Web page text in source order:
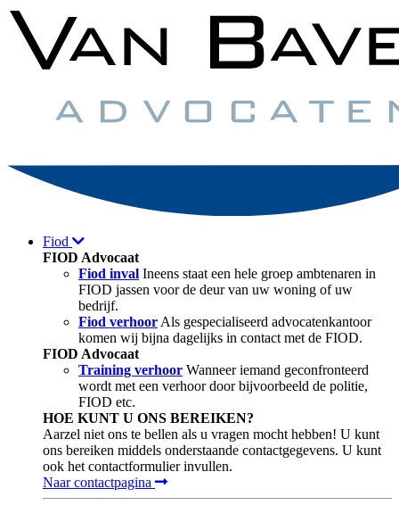
Fiod
FIOD Advocaat
Fiod inval Ineens staat een hele groep ambtenaren in
FIOD jassen voor de deur van uw woning of uw
bedrijf.
Fiod verhoor Als gespecialiseerd advocatenkantoor
komen wij bijna dagelijks in contact met de FIOD.
FIOD Advocaat
Training verhoor Wanneer iemand geconfronteerd
wordt met een verhoor door bijvoorbeeld de politie,
FIOD etc.
HOE KUNT U ONS BEREIKEN?
Aarzel niet ons te bellen als u vragen mocht hebben! U kunt
ons bereiken middels onderstaande contactgegevens. U kunt
ook het contactformulier invullen.
Naar contactpagina